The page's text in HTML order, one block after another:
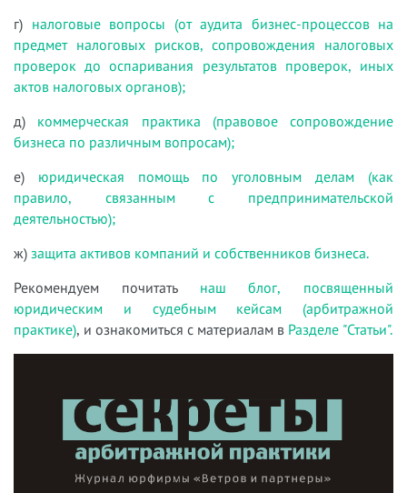
г) налоговые вопросы (от аудита бизнес-процессов на
предмет налоговых рисков, сопровождения налоговых
проверок до оспаривания результатов проверок, иных
актов налоговых органов);
д) коммерческая практика (правовое сопровождение
бизнеса по различным вопросам);
е) юридическая помощь по уголовным делам (как
правило, связанным с предпринимательской
деятельностью);
ж) защита активов компаний и собственников бизнеса.
Рекомендуем почитать наш блог, посвященный
юридическим и судебным кейсам (арбитражной
практике), и ознакомиться с материалам в Разделе "Статьи".